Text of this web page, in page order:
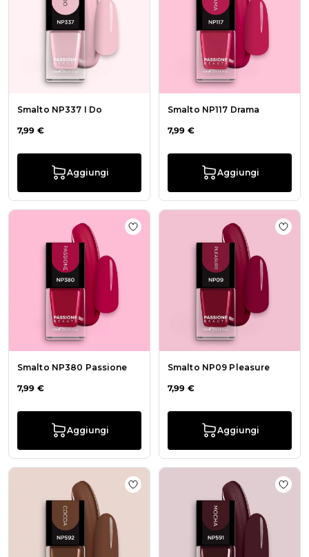
Smalto NP337 I Do
7,99 €
Aggiungi
Smalto NP117 Drama
7,99 €
Aggiungi
Smalto NP380 Passione
7,99 €
Aggiungi
Aggiungi alla wishlist Smalto
Smalto NP09 Pleasure
7,99 €
Aggiungi
Aggiungi alla wishlist Smalto